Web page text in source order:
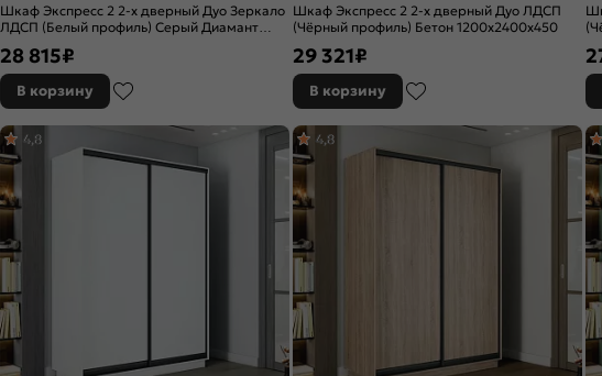
Шкаф Экспресс 2 2-х дверный Дуо Зеркало
ЛДСП (Белый профиль) Серый Диамант
28 815₽
В корзину
Шкаф Экспресс 2 2-х дверный Дуо ЛДСП
(Чёрный профиль) Бетон 1200x2400x450
29 321₽
В корзину
4,8 4,8